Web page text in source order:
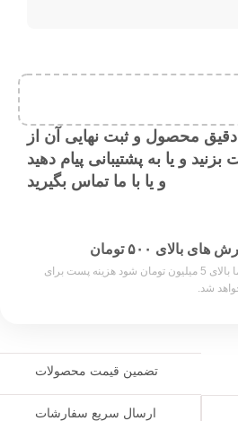
محصول و ثبت نهایی آن از
و یا به پشتیبانی پیام دهید
و یا با ما تماس بگیرید
بالای ۵۰۰ تومان
چنان چه جمع صورت حساب شما بالای 5 میلیون تومان شود هزینه پست برای
شد.
تضمین قیمت محصولات
ارسال سریع سفارشات